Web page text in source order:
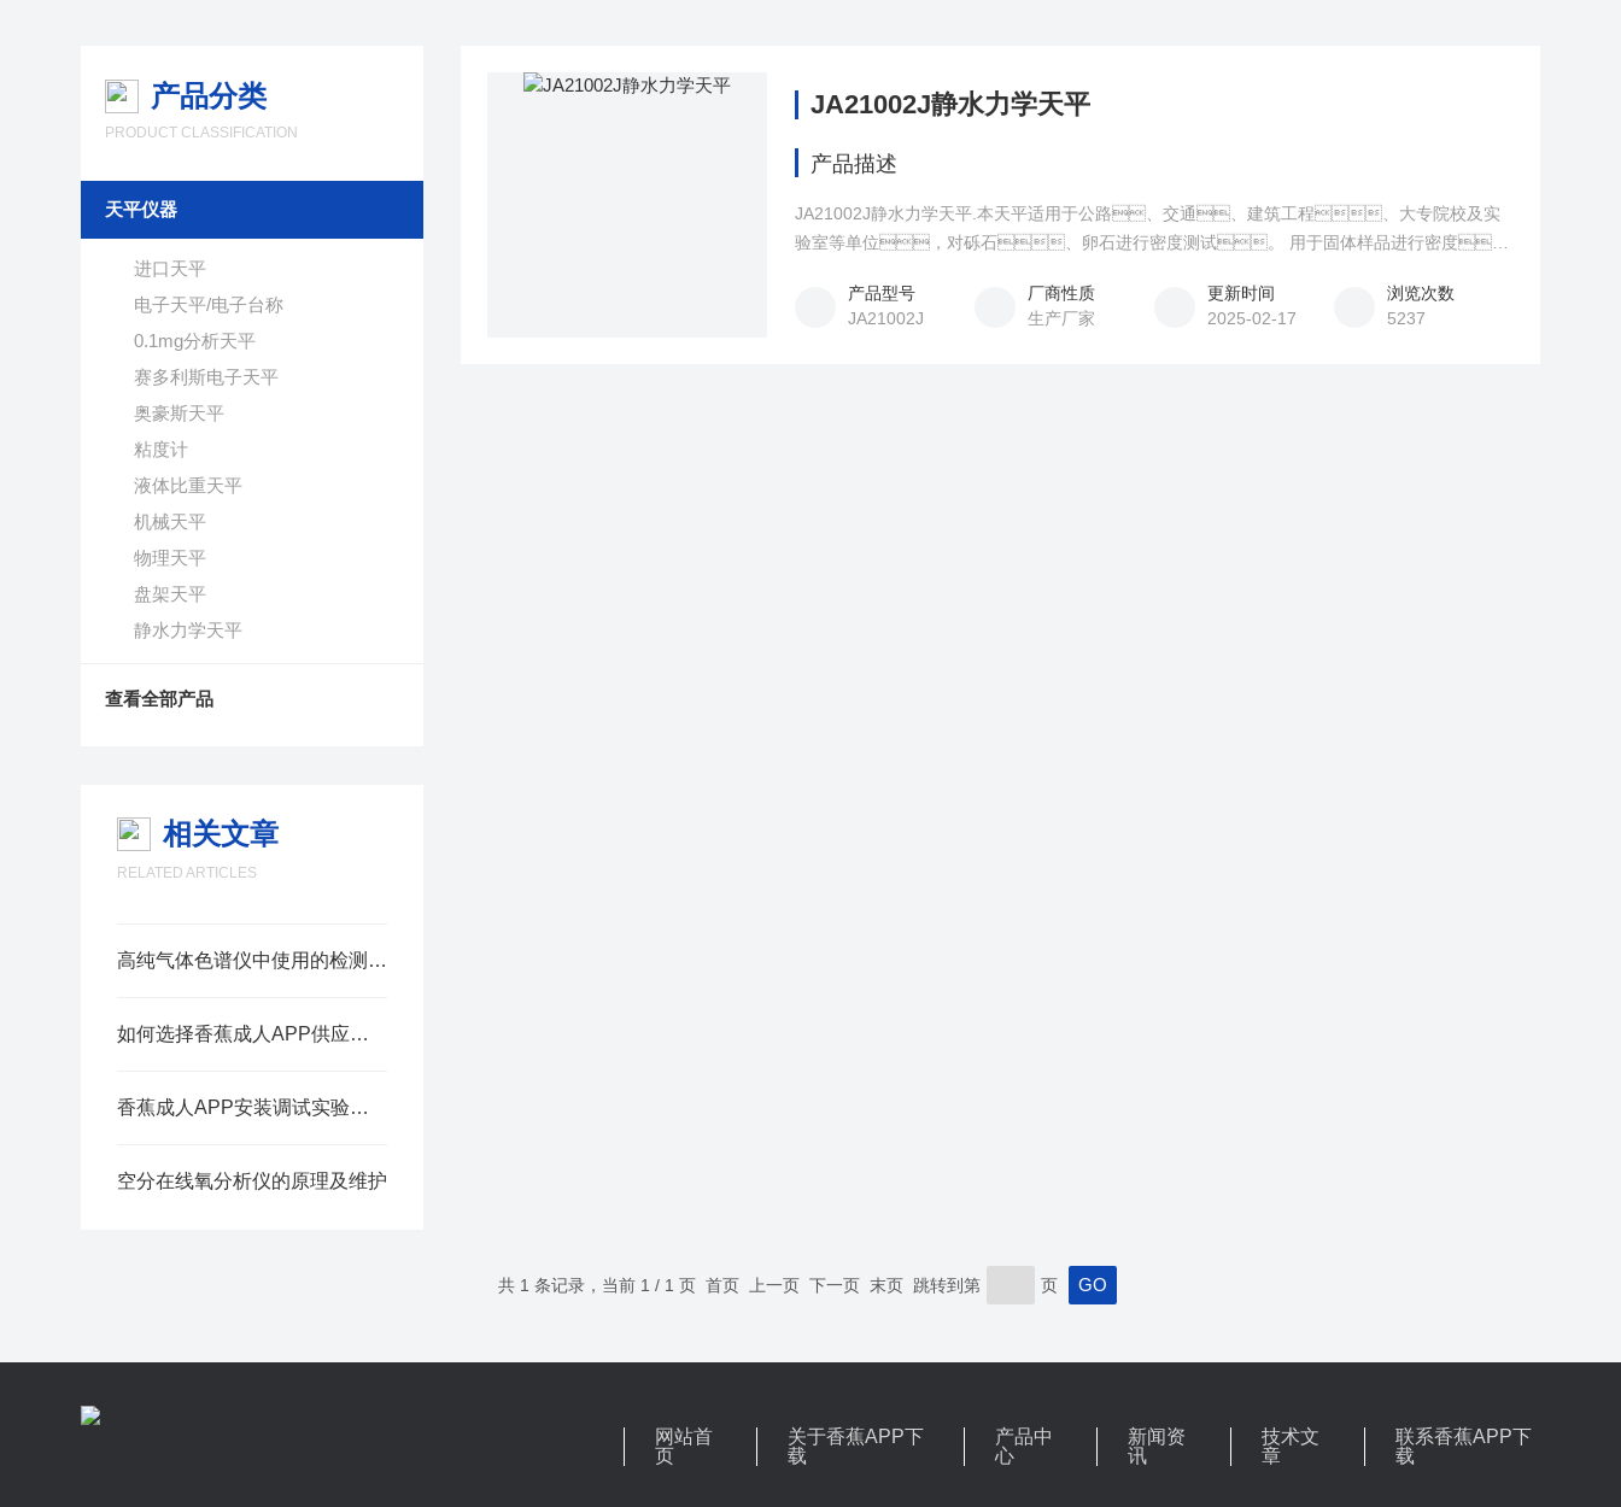
产品分类
PRODUCT CLASSIFICATION
天平仪器
进口天平
电子天平/电子台称
0.1mg分析天平
赛多利斯电子天平
奥豪斯天平
粘度计
液体比重天平
机械天平
物理天平
盘架天平
静水力学天平
查看全部产品
相关文章
RELATED ARTICLES
高纯气体色谱仪中使用的检测器有如下几种
如何选择香蕉成人APP供应厂家
香蕉成人APP安装调试实验室应具备的条件
空分在线氧分析仪的原理及维护
JA21002J静水力学天平
产品描述
JA21002J静水力学天平.本天平适用于公路、交通、建筑工程、大专院校及实
验室等单位，对砾石、卵石进行密度测试。 用于固体样品进行密度、
跌落脚设计保证称量的安全 人性化万向滑轮设计方便称量操作
产品型号
JA21002J
厂商性质
生产厂家
更新时间
2025-02-17
浏览次数
5237
共 1 条记录，当前 1 / 1 页 首页 上一页 下一页 末页 跳转到第 页
网站首
页
关于香蕉APP下
载
产品中
心
新闻资
讯
技术文
章
联系香蕉APP下
载